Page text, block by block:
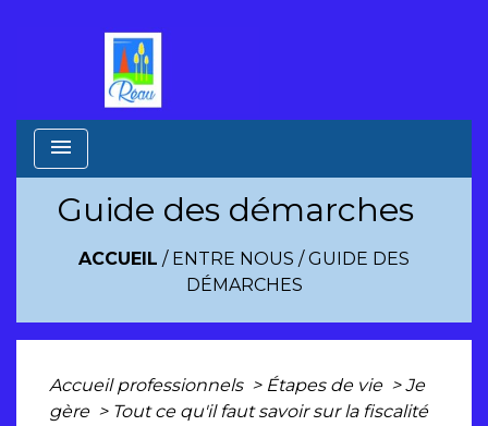
menu
Guide des démarches
ACCUEIL / ENTRE NOUS /GUIDE DES
DÉMARCHES
Accueil professionnels > Étapes de vie > Je
gère > Tout ce qu'il faut savoir sur la fiscalité